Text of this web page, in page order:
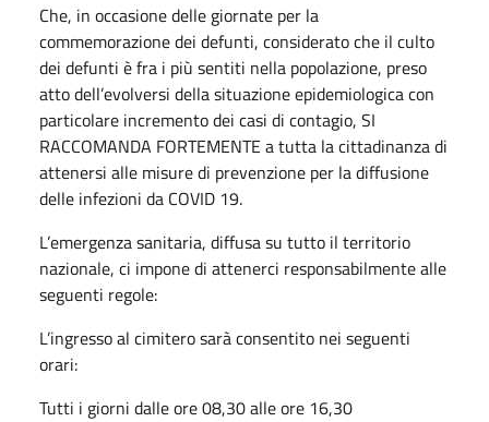
Che, in occasione delle giornate per la
commemorazione dei defunti, considerato che il culto
dei defunti è fra i più sentiti nella popolazione, preso
atto dell’evolversi della situazione epidemiologica con
particolare incremento dei casi di contagio, SI
RACCOMANDA FORTEMENTE a tutta la cittadinanza di
attenersi alle misure di prevenzione per la diffusione
delle infezioni da COVID 19.
L’emergenza sanitaria, diffusa su tutto il territorio
nazionale, ci impone di attenerci responsabilmente alle
seguenti regole:
L’ingresso al cimitero sarà consentito nei seguenti
orari:
Tutti i giorni dalle ore 08,30 alle ore 16,30